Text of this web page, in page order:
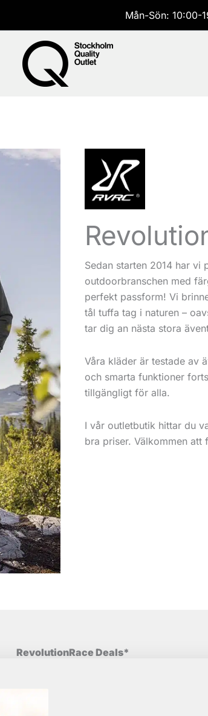
Mån-Sön: 10:00-
Sedan starten 2014 har vi
outdoorbranschen med
perfekt passform! Vi
tål tuffa tag i naturen –
tar dig an nästa stora
Våra kläder är testade av
och smarta funktioner
tillgängligt för alla.
I vår outletbutik hittar du
bra priser. Välkommen
RevolutionRace Deals*